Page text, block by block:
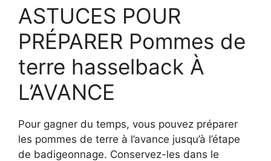
ASTUCES POUR
PRÉPARER Pommes de
terre hasselback À
L’AVANCE
Pour gagner du temps, vous pouvez préparer
les pommes de terre à l’avance jusqu’à l’étape
de badigeonnage. Conservez-les dans le